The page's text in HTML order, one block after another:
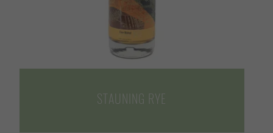
STAUNING RYE